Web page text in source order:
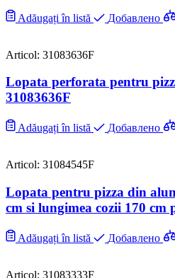
Adăugați în listă Добавлено
Articol: 31083636F
Lopata perforata pentru
31083636F
Adăugați în listă Добавлено
Articol: 31084545F
Lopata pentru pizza din
cm si lungimea cozii 170 cm
Adăugați în listă Добавлено
Articol: 31083333F